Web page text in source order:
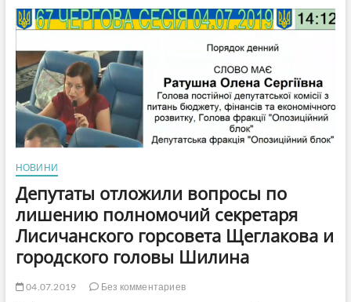
Щеглакова
на
возле
поликлинники
избиратели
Лисичанска
завалили
вопросами (Видео)
НОВИНИ
Депутаты отложили вопросы по
лишению полномочий секретаря
Лисичанского горсовета Щеглакова и
городского головы Шилина
04.07.2019
Без комментариев